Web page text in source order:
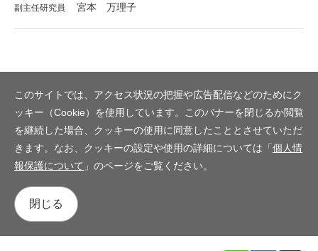
副主任研究員 宮本 万理子
このサイトでは、アクセス状況の把握や広告配信などのためにク
ッキー（Cookie）を使用しています。このバナーを閉じるか閲覧
を継続した場合、クッキーの使用に同意したこととさせていただ
きます。なお、クッキーの設定や使用の詳細については「個人情
報保護について 」のページをご覧ください。
閉じる